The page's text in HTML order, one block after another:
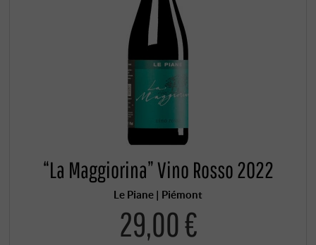
“La Maggiorina” Vino Rosso 2022
Le Piane | Piémont
29,00 €